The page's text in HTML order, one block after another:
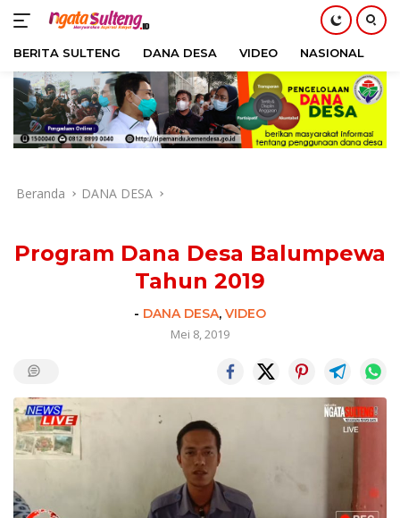
Langsung
konten
BERITA SULTENG DANA DESA VIDEO NASIONAL
Beranda DANA DESA
Program Dana Desa Balumpewa
Tahun 2019
- DANA DESA, VIDEO
Mei 8, 2019